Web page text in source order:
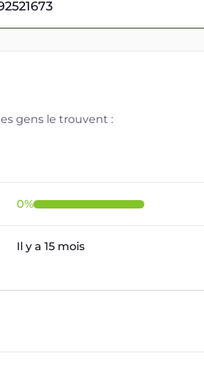
gens le trouvent :
0%
Il y a 15 mois